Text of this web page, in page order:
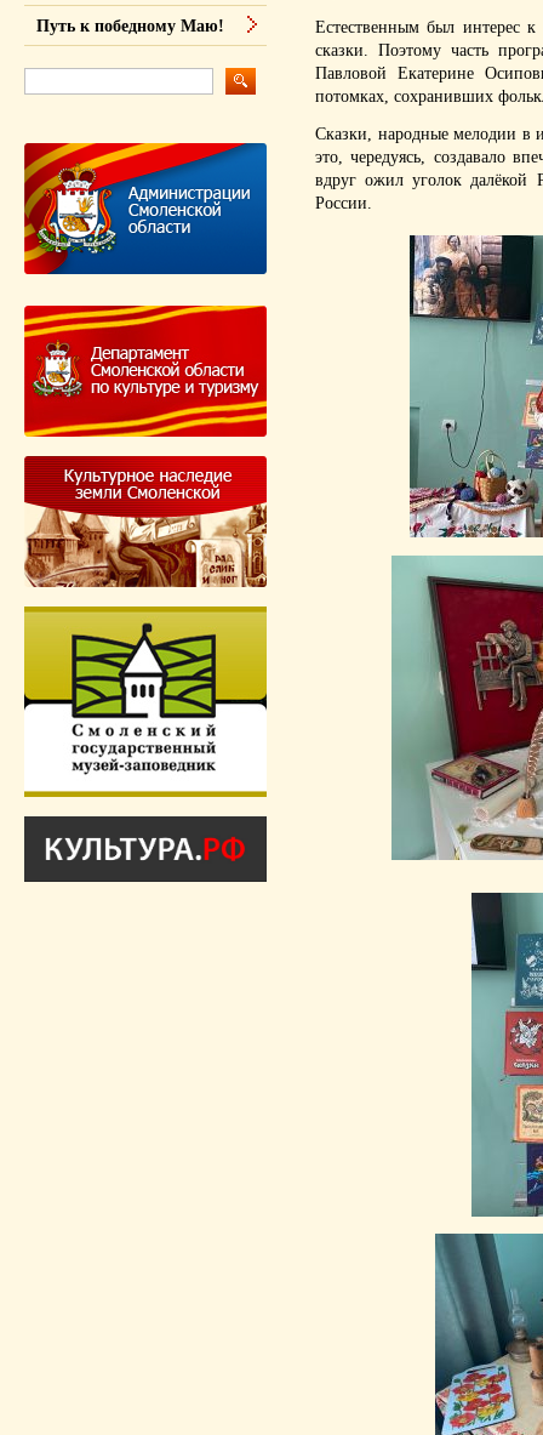
Естественным был интерес
сказки. Поэтому часть
Павловой Екатерине
потомках, сохранивших
Сказки, народные мелодии в
это, чередуясь, создавало
вдруг ожил уголок далёкой
России.
Путь к победному Маю!